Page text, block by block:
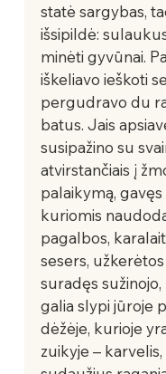
statė sargybas,
išsipildė:
minėti gyvūnai.
iškeliavo ieškoti
pergudravo du
batus. Jais
susipažino su
atvirstančiais į
palaikymą,
kuriomis
pagalbos,
sesers,
suradęs
galia slypi jūroje
dėžėje, kurioje
zuikyje –